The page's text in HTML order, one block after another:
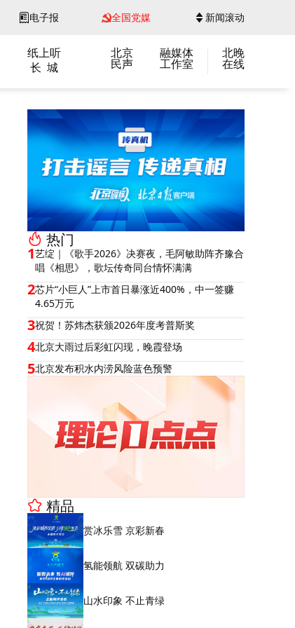
电子报 全国党媒 新闻滚动
纸上听
长 城
北京
民声
融媒体
工作室
北晚
在线
热门
1艺绽｜《歌手2026》决赛夜，毛阿敏助阵齐豫合
唱《相思》，歌坛传奇同台情怀满满
2芯片“小巨人”上市首日暴涨近400%，中一签赚
4.65万元
3祝贺！苏炜杰获颁2026年度考普斯奖
4北京大雨过后彩虹闪现，晚霞登场
5北京发布积水内涝风险蓝色预警
精品
赏冰乐雪 京彩新春
氢能领航 双碳助力
山水印象 不止青绿